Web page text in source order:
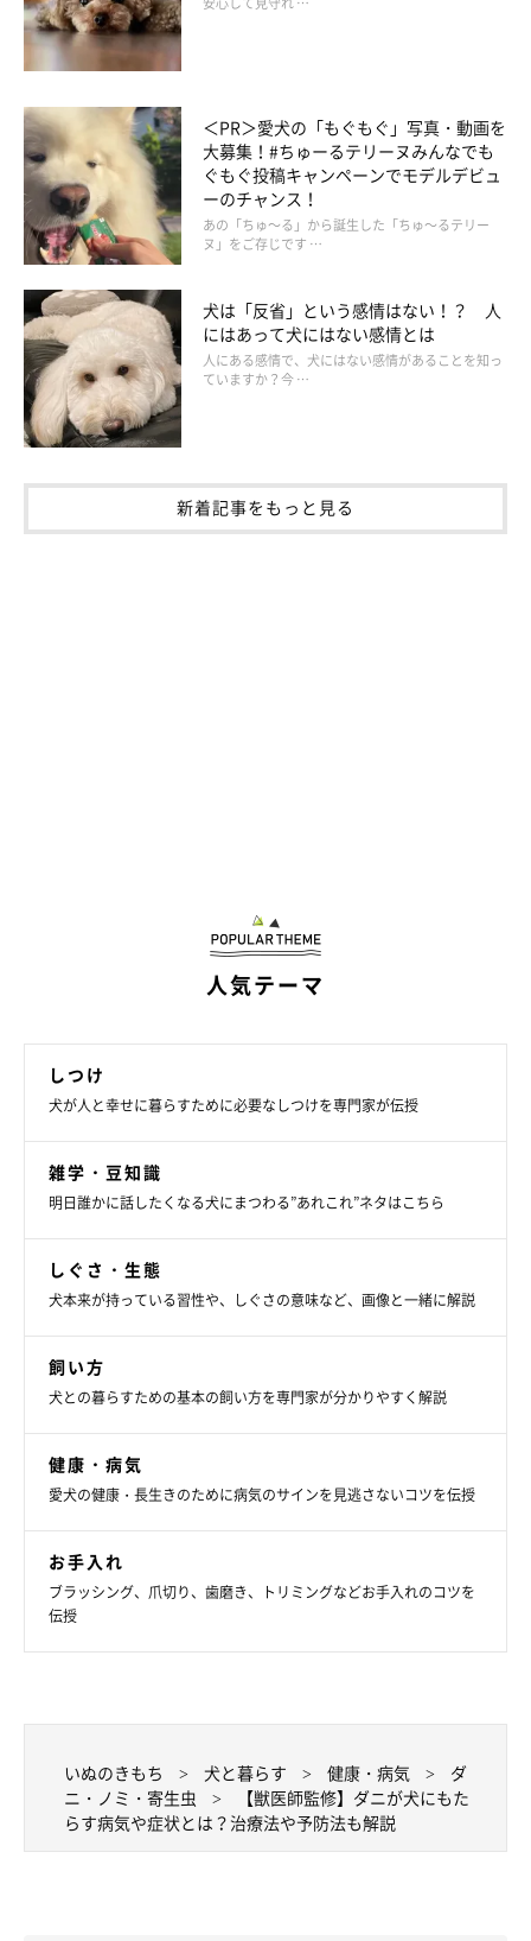
部屋を掃除する
ダニやノミは、室内に持ち込まれた後、子かくて暖かくて湿気の
ある場所に潜む可能性があります。さらにダニやノミは食べこぼ
しやフケ、皮脂などを栄養源とすることもあるため、家の中でも
湿気や汚れがたまりやすい場所は要注意です。とくに床やカーペ
ット、ソファ、犬のベッドはダニやノミの温床になりやすいた
め、しっかりと掃除してください。
ソファの表面に掃除機をかけるほか、シートの隅やクッションの
隙間には細口ノズルを差し込んで掃除します。
手を差し込むと、からみついた抜け毛が取れやすいでしょう。
犬のベッドはダニやノミの成虫だけでなく、卵や幼虫も付着しや
う。
ます。
あて布をし、犬のベッドにスチームアイロンをかけます。
1カ所につき2～3秒を目安に、押しのばすようにかけてく
ださい。
す。
仕上げに掃除機や粘着クリーナーで再度掃除し、ダニ・ノ
ミの死骸や汚れを取り除きましょう。
除したほうがいい場所
冬の寒い時期もノミ・ダニはおとなしくしていません！愛犬をノ
ミ・ダニ被害から守るために、こまめな掃除を始めてみませんか？
掃除をすると効果的な具体的な箇所を細かく解説。ここをキレイに
＜PR＞愛犬の「もぐもぐ」写真・動画を
大募集！#ちゅーるテリーヌみんなでも
ぐもぐ投稿キャンペーンでモデルデビュ
ーのチャンス！
あの「ちゅ～る」から誕生した「ちゅ～るテリー
ヌ」をご存じです …
犬は「反省」という感情はない！？ 人
にはあって犬にはない感情とは
人にある感情で、犬にはない感情があることを知っ
ていますか？今 …
新着記事をもっと見る
人気テーマ
しつけ
犬が人と幸せに暮らすために必要なしつけを専門家が伝授
雑学・豆知識
明日誰かに話したくなる犬にまつわる”あれこれ”ネタはこちら
しぐさ・生態
犬本来が持っている習性や、しぐさの意味など、画像と一緒に解説
飼い方
犬との暮らすための基本の飼い方を専門家が分かりやすく解説
健康・病気
愛犬の健康・長生きのために病気のサインを見逃さないコツを伝授
お手入れ
ブラッシング、爪切り、歯磨き、トリミングなどお手入れのコツを
伝授
いぬのきもち 犬と暮らす 健康・病気
ダ
ニ・ノミ・寄生虫
【獣医師監修】ダニが犬にもた
らす病気や症状とは？治療法や予防法も解説